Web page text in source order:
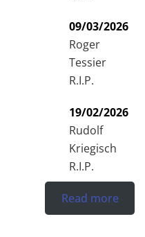
09/03/2026
Roger
Tessier
R.I.P.
19/02/2026
Rudolf
Kriegisch
R.I.P.
Read more